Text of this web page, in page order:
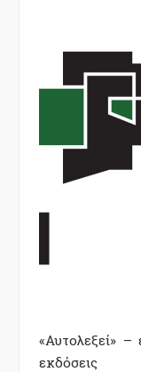
«Αυτολεξεί»
εκδόσεις